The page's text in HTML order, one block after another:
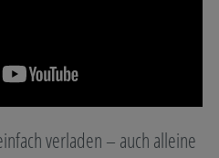
verladen – auch alleine